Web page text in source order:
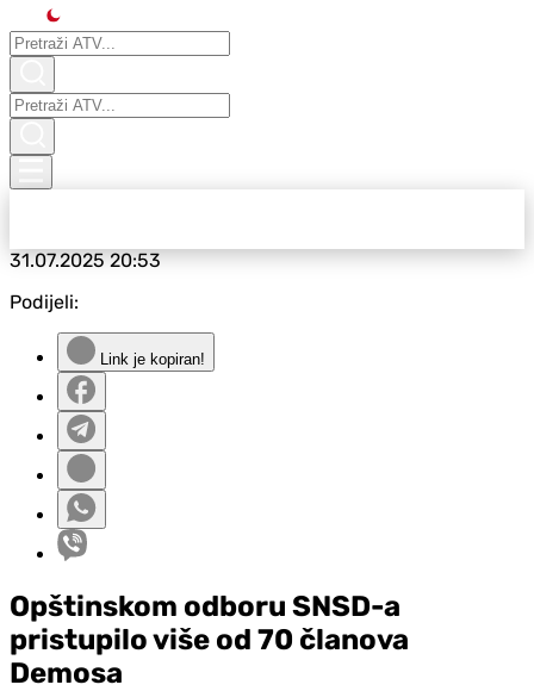
31.07.202520:53
Podijeli:
Link je kopiran!
Opštinskom odboru SNSD-a
pristupilo više od 70 članova
Demosa